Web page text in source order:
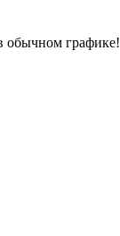
обычном графике!